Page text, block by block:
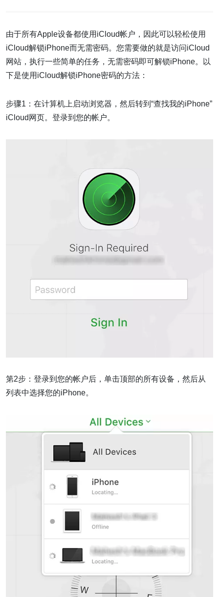
由于所有Apple设备都使用iCloud帐户，因此可以轻松使用
iCloud解锁iPhone而无需密码。您需要做的就是访问iCloud
网站，执行一些简单的任务，无需密码即可解锁iPhone。以
下是使用iCloud解锁iPhone密码的方法：
步骤1：在计算机上启动浏览器，然后转到“查找我的iPhone”
iCloud网页。登录到您的帐户。
第2步：登录到您的帐户后，单击顶部的所有设备，然后从
列表中选择您的iPhone。